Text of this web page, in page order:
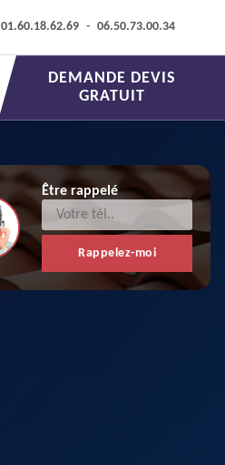
01.60.18.62.69 - 06.50.73.00.34
DEMANDE DEVIS
GRATUIT
Être rappelé